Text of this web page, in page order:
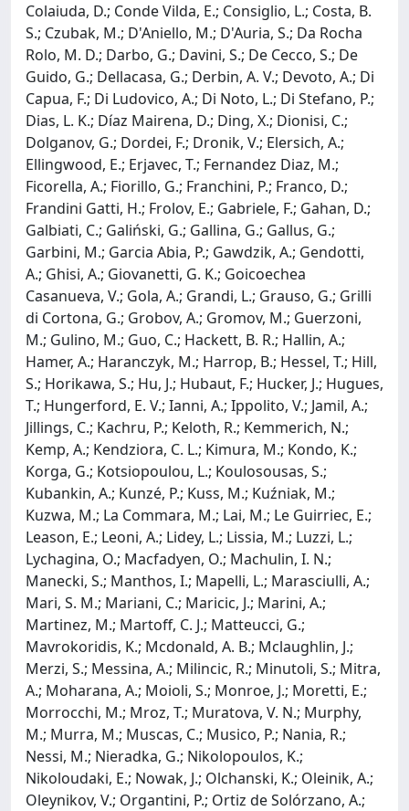
Colaiuda, D.; Conde Vilda, E.; Consiglio, L.; Costa, B.
S.; Czubak, M.; D'Aniello, M.; D'Auria, S.; Da Rocha
Rolo, M. D.; Darbo, G.; Davini, S.; De Cecco, S.; De
Guido, G.; Dellacasa, G.; Derbin, A. V.; Devoto, A.; Di
Capua, F.; Di Ludovico, A.; Di Noto, L.; Di Stefano, P.;
Dias, L. K.; Díaz Mairena, D.; Ding, X.; Dionisi, C.;
Dolganov, G.; Dordei, F.; Dronik, V.; Elersich, A.;
Ellingwood, E.; Erjavec, T.; Fernandez Diaz, M.;
Ficorella, A.; Fiorillo, G.; Franchini, P.; Franco, D.;
Frandini Gatti, H.; Frolov, E.; Gabriele, F.; Gahan, D.;
Galbiati, C.; Galiński, G.; Gallina, G.; Gallus, G.;
Garbini, M.; Garcia Abia, P.; Gawdzik, A.; Gendotti,
A.; Ghisi, A.; Giovanetti, G. K.; Goicoechea
Casanueva, V.; Gola, A.; Grandi, L.; Grauso, G.; Grilli
di Cortona, G.; Grobov, A.; Gromov, M.; Guerzoni,
M.; Gulino, M.; Guo, C.; Hackett, B. R.; Hallin, A.;
Hamer, A.; Haranczyk, M.; Harrop, B.; Hessel, T.; Hill,
S.; Horikawa, S.; Hu, J.; Hubaut, F.; Hucker, J.; Hugues,
T.; Hungerford, E. V.; Ianni, A.; Ippolito, V.; Jamil, A.;
Jillings, C.; Kachru, P.; Keloth, R.; Kemmerich, N.;
Kemp, A.; Kendziora, C. L.; Kimura, M.; Kondo, K.;
Korga, G.; Kotsiopoulou, L.; Koulosousas, S.;
Kubankin, A.; Kunzé, P.; Kuss, M.; Kuźniak, M.;
Kuzwa, M.; La Commara, M.; Lai, M.; Le Guirriec, E.;
Leason, E.; Leoni, A.; Lidey, L.; Lissia, M.; Luzzi, L.;
Lychagina, O.; Macfadyen, O.; Machulin, I. N.;
Manecki, S.; Manthos, I.; Mapelli, L.; Marasciulli, A.;
Mari, S. M.; Mariani, C.; Maricic, J.; Marini, A.;
Martinez, M.; Martoff, C. J.; Matteucci, G.;
Mavrokoridis, K.; Mcdonald, A. B.; Mclaughlin, J.;
Merzi, S.; Messina, A.; Milincic, R.; Minutoli, S.; Mitra,
A.; Moharana, A.; Moioli, S.; Monroe, J.; Moretti, E.;
Morrocchi, M.; Mroz, T.; Muratova, V. N.; Murphy,
M.; Murra, M.; Muscas, C.; Musico, P.; Nania, R.;
Nessi, M.; Nieradka, G.; Nikolopoulos, K.;
Nikoloudaki, E.; Nowak, J.; Olchanski, K.; Oleinik, A.;
Oleynikov, V.; Organtini, P.; Ortiz de Solórzano, A.;